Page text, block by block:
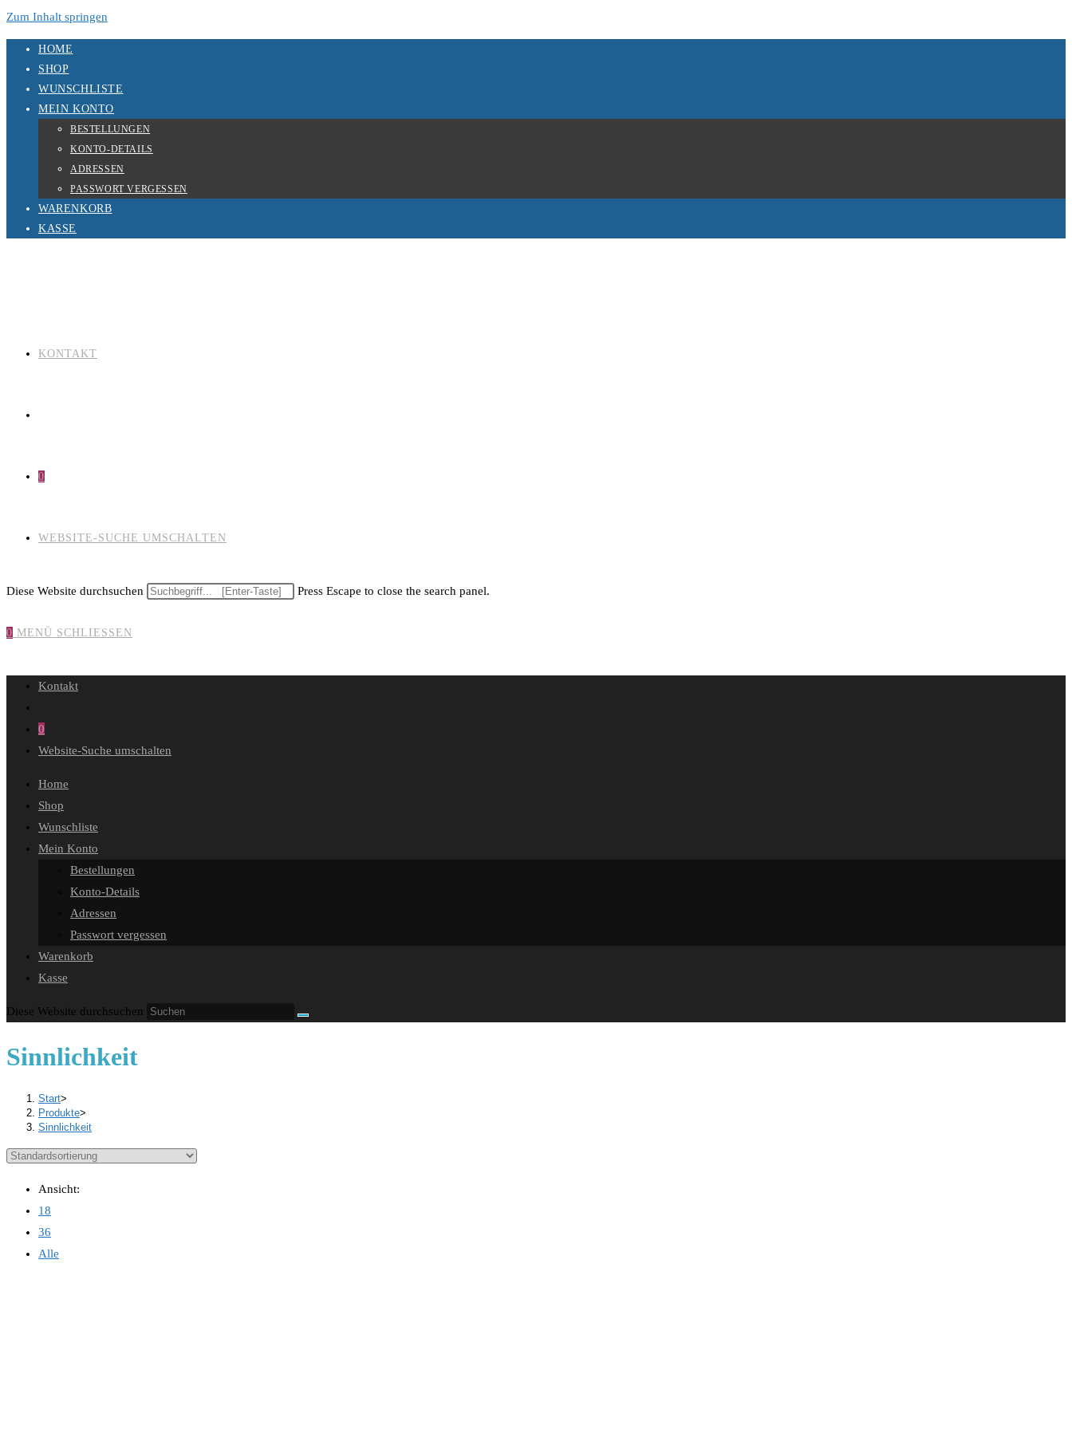
Zum Inhalt springen
HOME
SHOP
WUNSCHLISTE
MEIN KONTO
BESTELLUNGEN
KONTO-DETAILS
ADRESSEN
PASSWORT VERGESSEN
WARENKORB
KASSE
KONTAKT
0
WEBSITE-SUCHE UMSCHALTEN
Diese Website durchsuchen Press Escape to close the search panel.
0 MENÜ SCHLIESSEN
Kontakt
0
Website-Suche umschalten
Home
Shop
Wunschliste
Mein Konto
Bestellungen
Konto-Details
Adressen
Passwort vergessen
Warenkorb
Kasse
Diese Website durchsuchen
Sinnlichkeit
Start>
Produkte>
Sinnlichkeit
Ansicht:
18
36
Alle